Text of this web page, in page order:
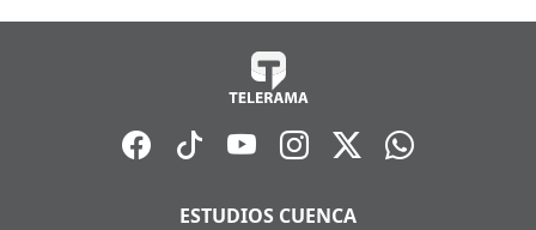
ESTUDIOS CUENCA